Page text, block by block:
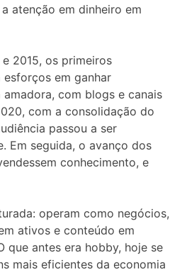
atenção em dinheiro em
2015, os primeiros
em ganhar
com blogs e canais
com a consolidação do
passou a ser
Em seguida, o avanço dos
conhecimento, e
operam como negócios,
ativos e conteúdo em
que antes era hobby, hoje se
mais eficientes da economia